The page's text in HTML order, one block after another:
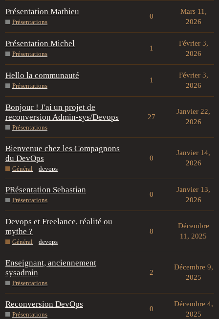
Présentation Mathieu
Présentations
0
Mars 11,
2026
Présentation Michel
Présentations
1
Février 3,
2026
Hello la communauté
Présentations
1
Février 3,
2026
Bonjour ! J'ai un projet de
reconversion Admin-sys/Devops
Présentations
27
Janvier 22,
2026
Bienvenue chez les Compagnons
du DevOps
Général devops
0
Janvier 14,
2026
PRésentation Sebastian
Présentations
0
Janvier 13,
2026
Devops et Freelance, réalité ou
mythe ?
Général devops
8
Décembre
11, 2025
Enseignant, anciennement
sysadmin
Présentations
2
Décembre 9,
2025
Reconversion DevOps
Présentations
0
Décembre 4,
2025